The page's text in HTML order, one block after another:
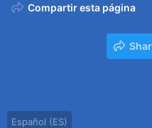
Compartir esta página
Español (ES)